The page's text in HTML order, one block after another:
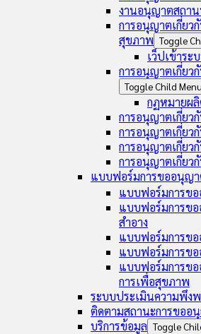
งานอนุญาตสถา
การอนุญาตเกี่ยว
สุขภาพ Toggle
เว็ปเข้าระ
การอนุญาตเกี่ยว
Toggle Child Menu
กฏหมายผ
การอนุญาตเกี่ยว
การอนุญาตเกี่ยว
การอนุญาตเกี่ยว
การอนุญาตเกี่ยว
แบบฟอร์มการขออนุญ
แบบฟอร์มการข
แบบฟอร์มการขอ
สำอาง
แบบฟอร์มการข
แบบฟอร์มการข
แบบฟอร์มการข
การเพื่อสุขภาพ
ระบบประเมินความพึงพ
ติดตามสถานะการขออ
บริการข้อมูล Toggle